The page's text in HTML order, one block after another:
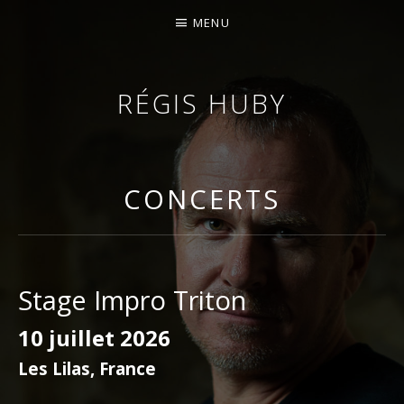
RÉGIS HUBY
VIOLONISTE – IMPROVISATEUR – COMPOSITEUR
MENU
CONCERTS
Stage Impro Triton
10 juillet 2026
Les Lilas, France